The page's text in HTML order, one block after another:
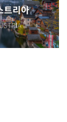
트리아